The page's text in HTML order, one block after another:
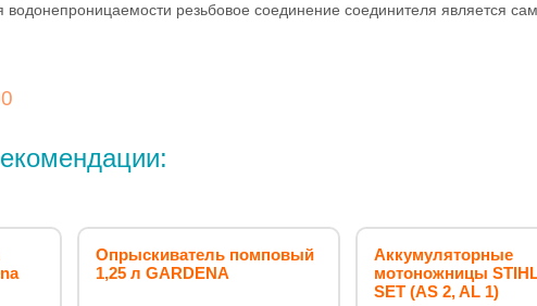
резьбовое соединение соединителя является
Опрыскиватель помповый
1,25 л GARDENA
Аккумуляторные
мотоножницы
SET (AS 2, AL 1)